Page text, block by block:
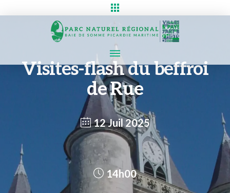
Visites-flash du beffroi
de Rue
12 Juil 2025
14h00